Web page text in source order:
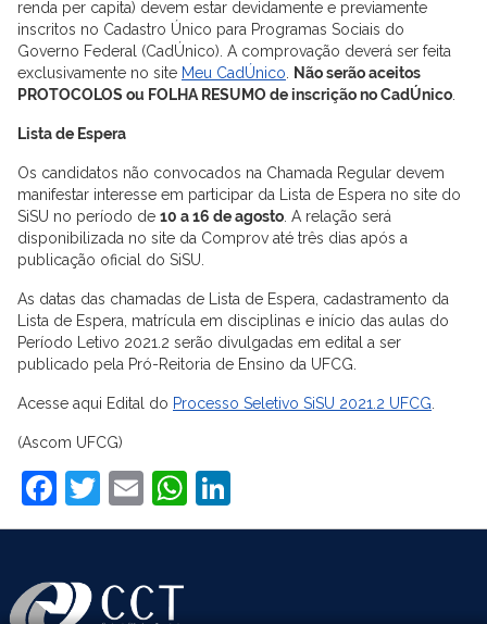
renda per capita) devem estar devidamente e previamente
inscritos no Cadastro Único para Programas Sociais do
Governo Federal (CadÚnico). A comprovação deverá ser feita
exclusivamente no site Meu CadÚnico Não serão aceitos
PROTOCOLOS ou FOLHA RESUMO de inscrição no CadÚnico
Lista de Espera
Os candidatos não convocados na Chamada Regular devem
manifestar interesse em participar da Lista de Espera no site do
SiSU no período de 10 a 16 de agosto . A relação será
disponibilizada no site da Comprov até três dias após a
publicação oficial do SiSU.
As datas das chamadas de Lista de Espera, cadastramento da
Lista de Espera, matrícula em disciplinas e início das aulas do
Período Letivo 2021.2 serão divulgadas em edital a ser
publicado pela Pró-Reitoria de Ensino da UFCG.
Acesse aqui Edital do Processo Seletivo SiSU 2021.2 UFCG
(Ascom UFCG)
Facebook
Twitter
EmailWhatsApp